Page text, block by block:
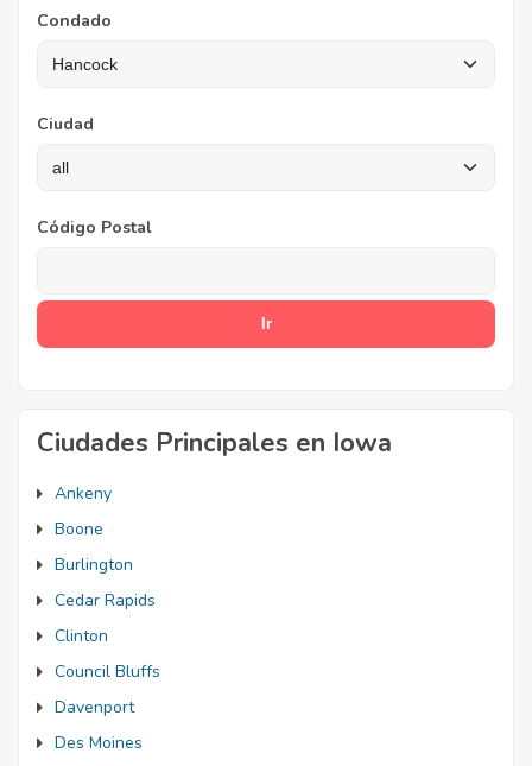
Condado
Ciudad
Código Postal
Ciudades Principales en Iowa
Ankeny
Boone
Burlington
Cedar Rapids
Clinton
Council Bluffs
Davenport
Des Moines